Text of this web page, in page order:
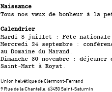
Naissance
Tous nos vœux de bonheur à la
Calendrier
Mardi 8 juillet : Fête nationale
Mercredi 24 septembre :
au Domaine du Marand.
Dimanche 30 novembre :
Saint-Mart à Royat.
Union helvétique de Clermont-Ferrand
9 Rue de la Chantelle. 63450 Saint-Saturnin